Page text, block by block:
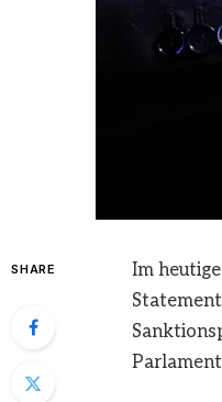
SHARE
Im